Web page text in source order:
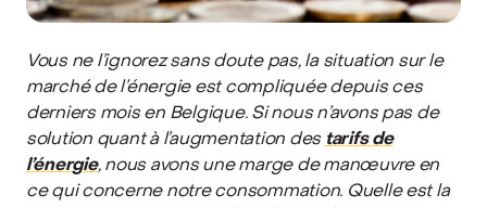
Vous ne l’ignorez sans doute pas, la situation sur le
marché de l’énergie est compliquée depuis ces
derniers mois en Belgique. Si nous n’avons pas de
solution quant à l’augmentation des tarifs de
l’énergie, nous avons une marge de manœuvre en
ce qui concerne notre consommation. Quelle est la